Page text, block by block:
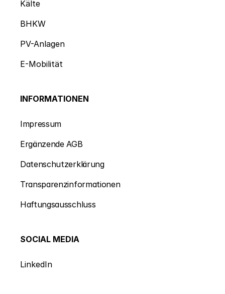
Kälte
BHKW
PV-Anlagen
E-Mobilität
INFORMATIONEN
Impressum
Ergänzende AGB
Datenschutzerklärung
Transparenzinformationen
Haftungsausschluss
SOCIAL MEDIA
LinkedIn